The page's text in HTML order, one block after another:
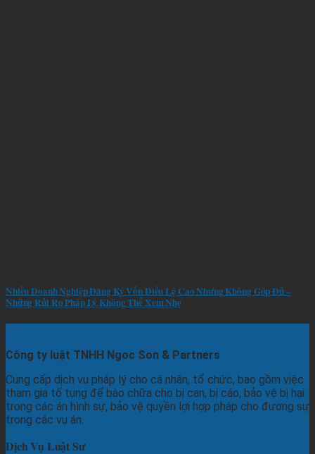
Nhiều Doanh Nghiệp Đăng Ký Vốn Điều Lệ Cao Nhưng Không Góp Đủ –
Những Rủi Ro Pháp Lý Không Thể Xem Nhẹ
Công ty luật TNHH Ngoc Son & Partners
Cung cấp dịch vụ pháp lý cho cá nhân, tổ chức, bao gồm việc
tham gia tố tụng để bào chữa cho bị can, bị cáo, bảo vệ bị hại
trong các án hình sự, bảo vệ quyền lợi hợp pháp cho đương sự
trong các vụ án.
Dịch Vụ Luật Sư